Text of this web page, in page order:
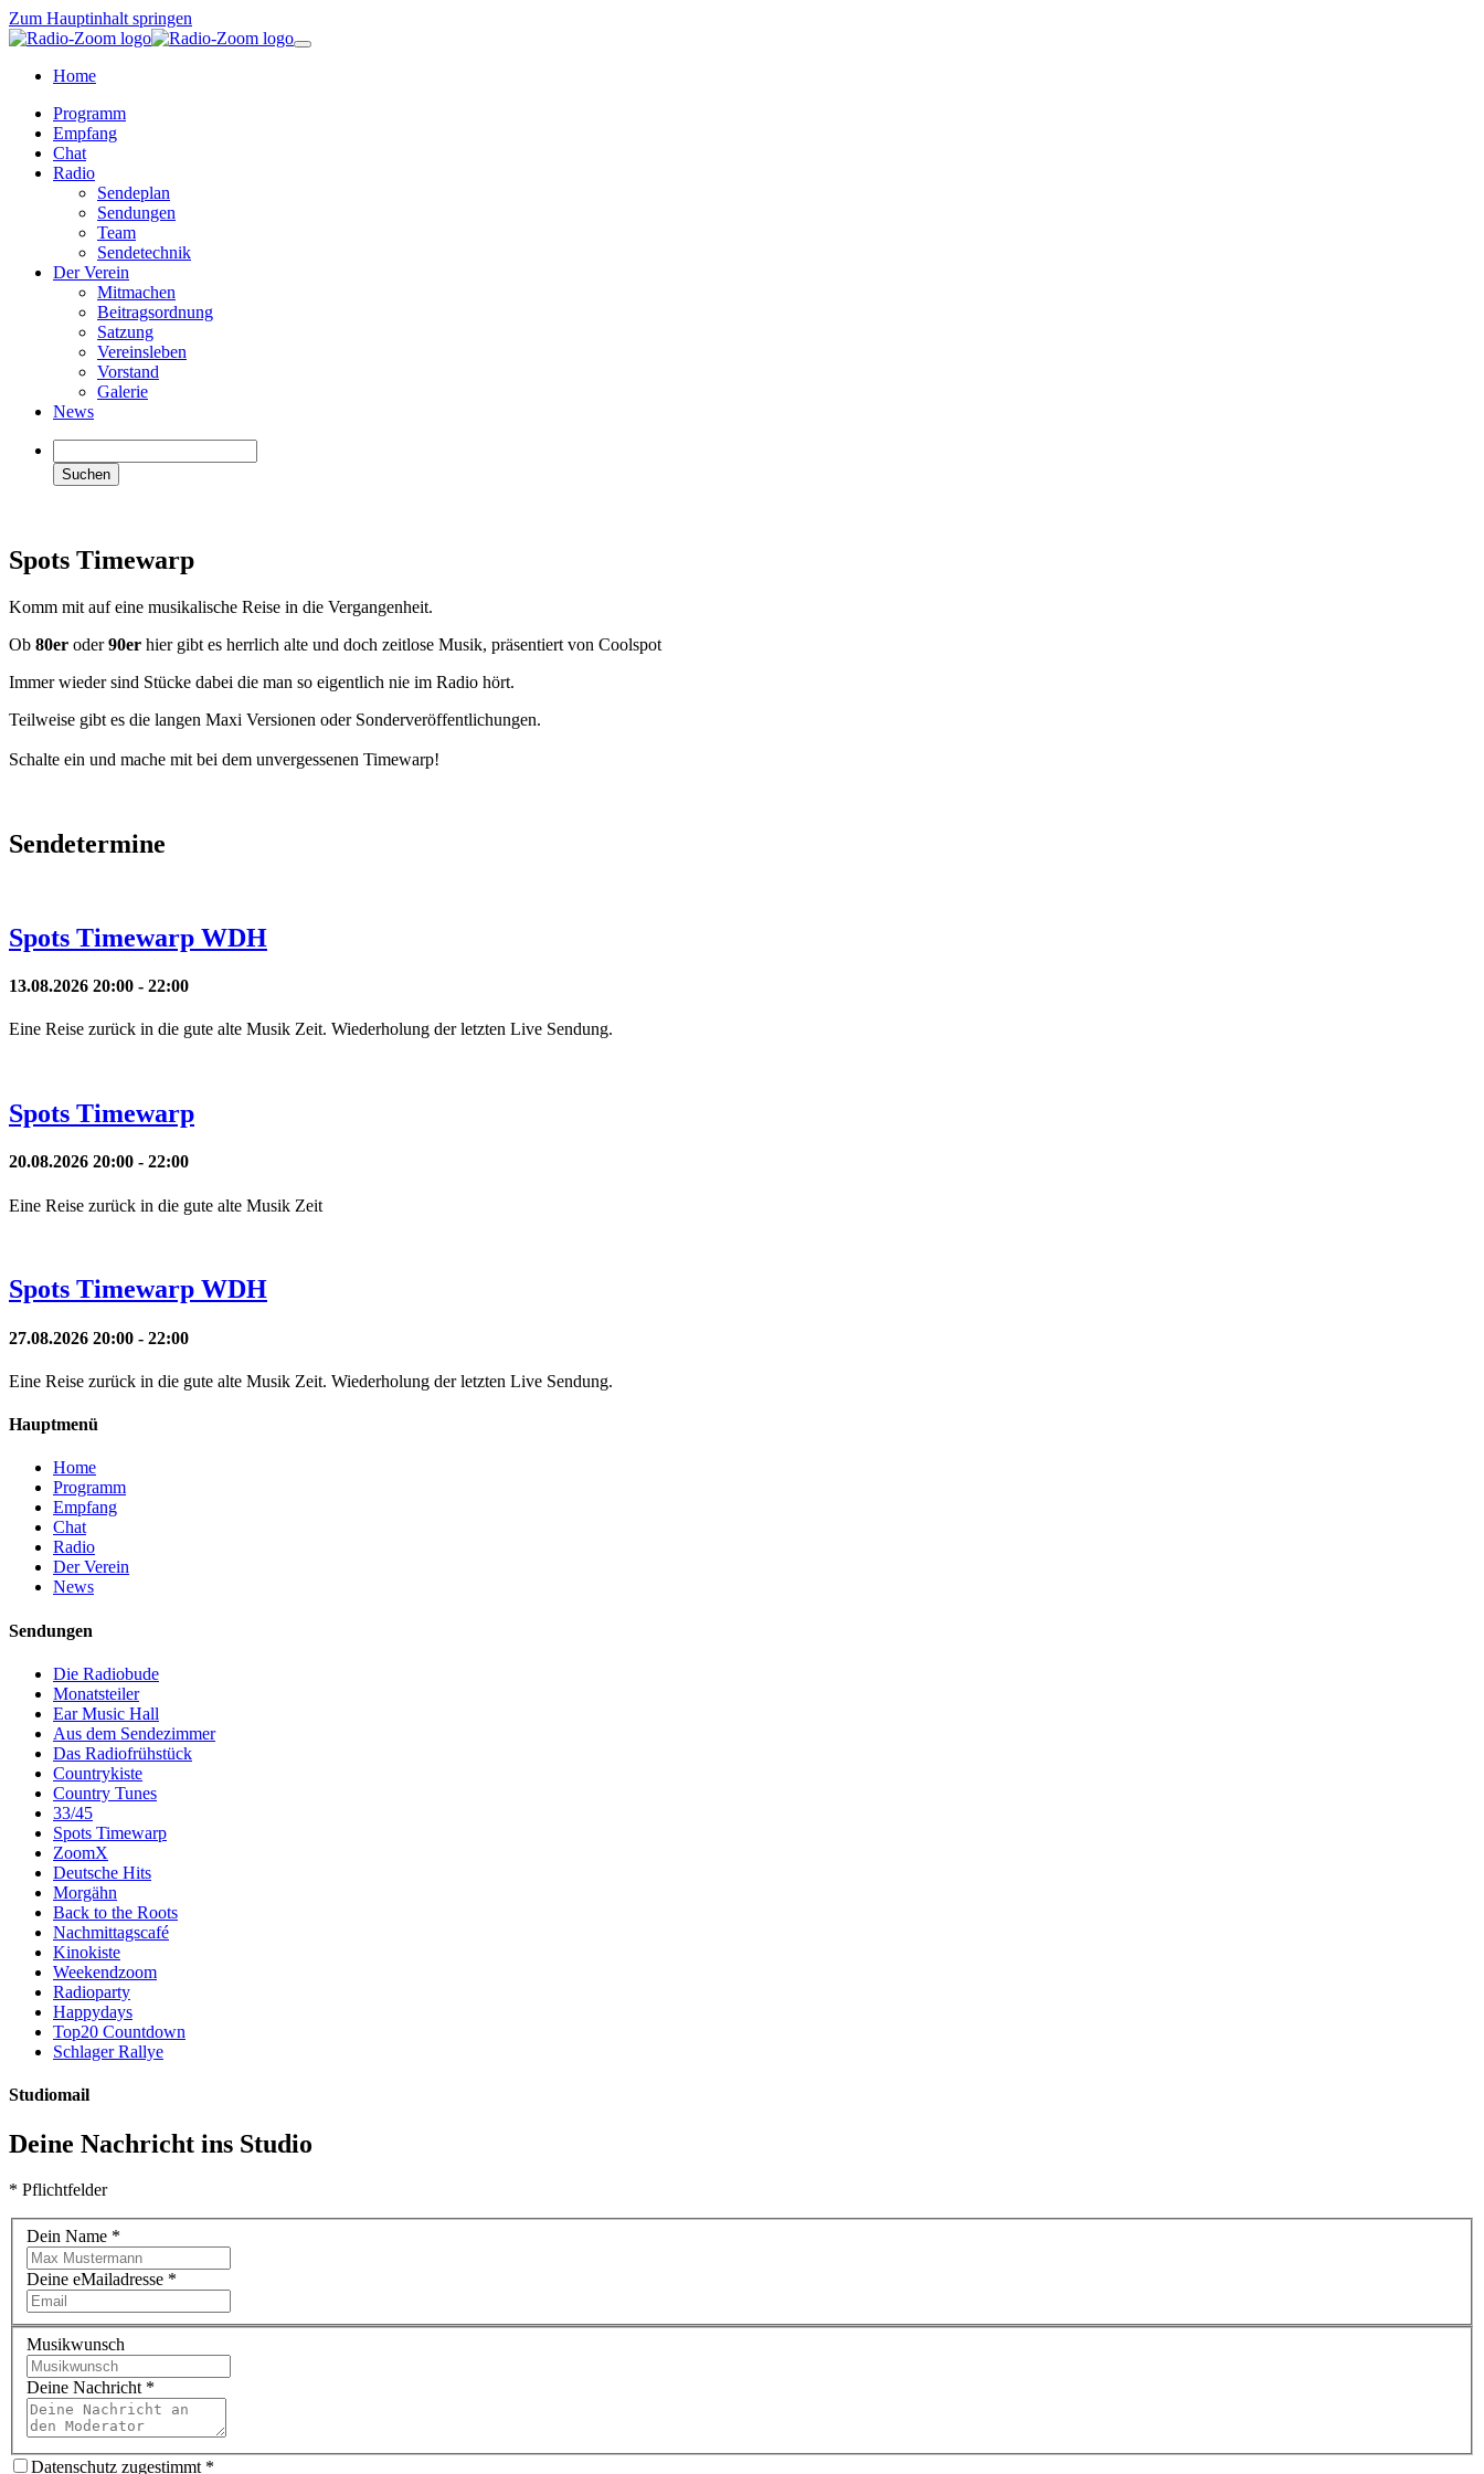
Zum Hauptinhalt springen
Home
Programm
Empfang
Chat
Radio
Sendeplan
Sendungen
Team
Sendetechnik
Der Verein
Mitmachen
Beitragsordnung
Satzung
Vereinsleben
Vorstand
Galerie
News
Suchen
Spots Timewarp
Komm mit auf eine musikalische Reise in die Vergangenheit.
Ob 80er oder90er hier gibt es herrlich alte und doch zeitlose Musik, präsentiert von Coolspot
Immer wieder sind Stücke dabei die man so eigentlich nie im Radio hört.
Teilweise gibt es die langen Maxi Versionen oder Sonderveröffentlichungen.
Schalte ein und mache mit bei dem unvergessenen Timewarp!
Sendetermine
Spots Timewarp WDH
13.08.2026 20:00 - 22:00
Eine Reise zurück in die gute alte Musik Zeit. Wiederholung der letzten Live Sendung.
Spots Timewarp
20.08.2026 20:00 - 22:00
Eine Reise zurück in die gute alte Musik Zeit
Spots Timewarp WDH
27.08.2026 20:00 - 22:00
Eine Reise zurück in die gute alte Musik Zeit. Wiederholung der letzten Live Sendung.
Hauptmenü
Home
Programm
Empfang
Chat
Radio
Der Verein
News
Sendungen
Die Radiobude
Monatsteiler
Ear Music Hall
Aus dem Sendezimmer
Das Radiofrühstück
Countrykiste
Country Tunes
33/45
Spots Timewarp
ZoomX
Deutsche Hits
Morgähn
Back to the Roots
Nachmittagscafé
Kinokiste
Weekendzoom
Radioparty
Happydays
Top20 Countdown
Schlager Rallye
Studiomail
Deine Nachricht ins Studio
* Pflichtfelder
Dein Name *
Deine eMailadresse *
Musikwunsch
Deine Nachricht *
Datenschutz zugestimmt *